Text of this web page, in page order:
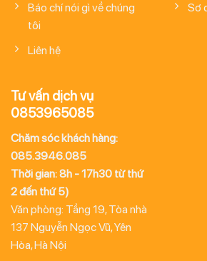
Báo chí nói gì về chúng
tôi
Liên hệ
Sơ
Tư vấn dịch vụ
0853965085
Chăm sóc khách hàng:
085.3946.085
Thời gian: 8h - 17h30 từ thứ
2 đến thứ 5)
Văn phòng: Tầng 19, Tòa nhà
137 Nguyễn Ngọc Vũ, Yên
Hòa, Hà Nội